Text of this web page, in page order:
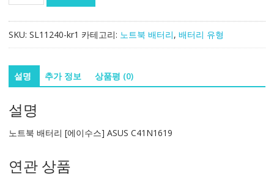
터
[에
이
스]
ASUS
C41N1619
량
SKU: SL11240-kr1 카테고리: 노트북 배터리, 배터리 유형
설명 추가 정보 상품평 (0)
설명
노트북 배터리 [에이수스] ASUS C41N1619
연관 상품